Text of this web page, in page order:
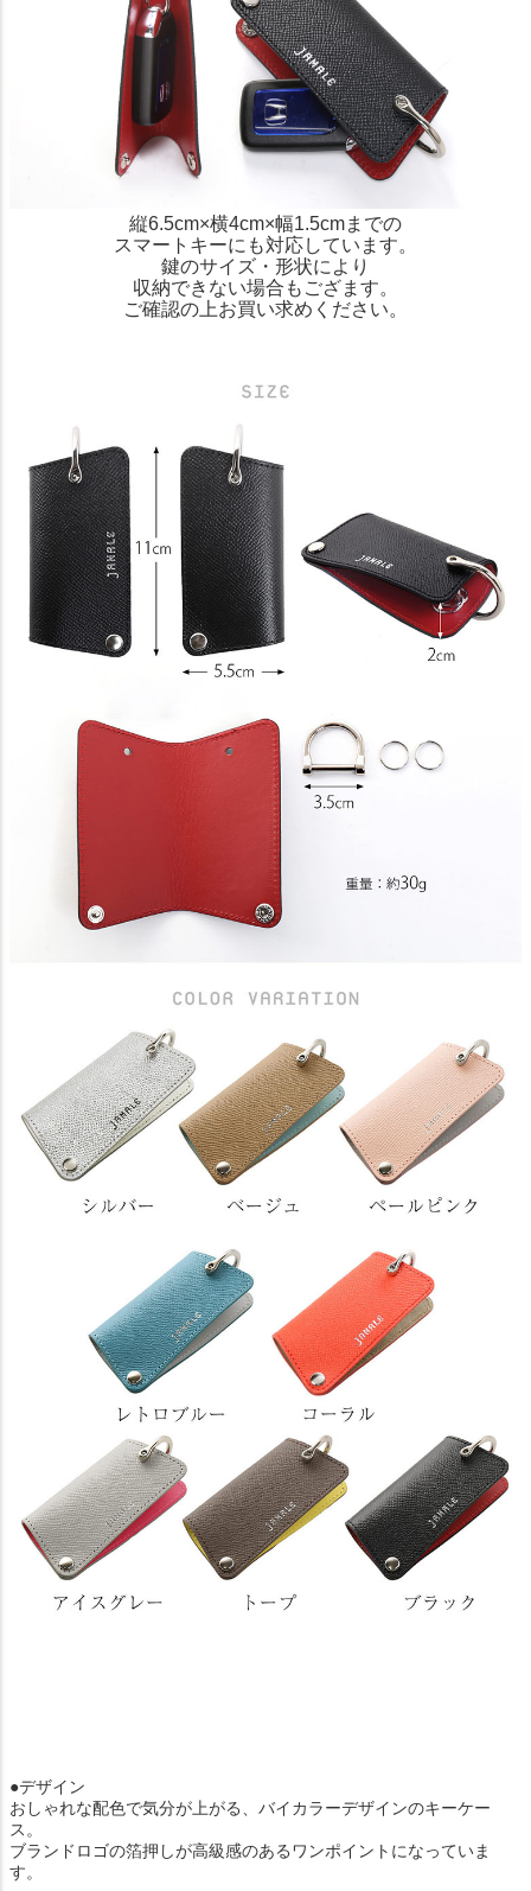
縦6.5cm×横4cm×幅1.5cmまでの
スマートキーにも対応しています。
鍵のサイズ・形状により
収納できない場合もござます。
ご確認の上お買い求めください。
●デザイン
おしゃれな配色で気分が上がる、バイカラーデザインのキーケー
ス。
ブランドロゴの箔押しが高級感のあるワンポイントになっていま
す。